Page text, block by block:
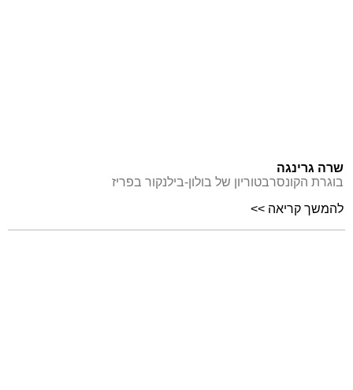
שרה גרינגה
בוגרת הקונסרבטוריון של בולון-בילנקור בפריז
להמשך קריאה >>